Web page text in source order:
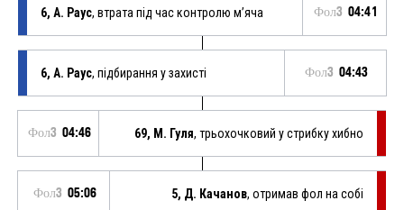
6, А. Раус, втрата під час контролю м’яча Фол3 04:41
6, А. Раус, підбирання у захисті Фол3 04:43
Фол3 04:46 69, М. Гуля, трьохочковий у стрибку хибно
Фол3 05:06 5, Д. Качанов, отримав фол на собі